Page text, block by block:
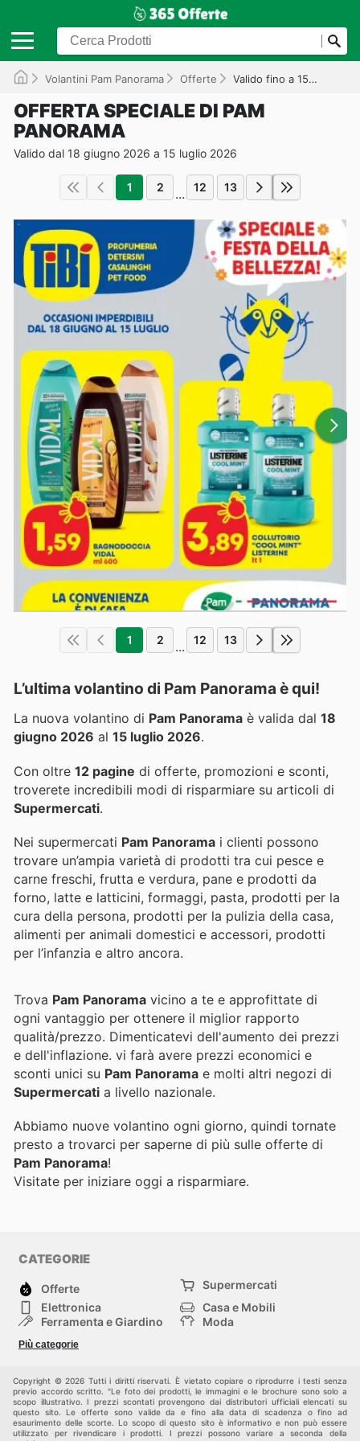
Volantini Pam Panorama Offerte Valido fino a 15/07/2026
OFFERTA SPECIALE DI PAM
PANORAMA
Valido dal 18 giugno 2026 a 15 luglio 2026
1 2 ... 12 13
1 2 ... 12 13
L’ultima volantino di Pam Panorama è qui!
La nuova volantino di Pam Panorama è valida dal 18
giugno 2026 al 15 luglio 2026.
Con oltre 12 pagine di offerte, promozioni e sconti,
troverete incredibili modi di risparmiare su articoli di
Supermercati.
Nei supermercati Pam Panorama i clienti possono
trovare un’ampia varietà di prodotti tra cui pesce e
carne freschi, frutta e verdura, pane e prodotti da
forno, latte e latticini, formaggi, pasta, prodotti per la
cura della persona, prodotti per la pulizia della casa,
alimenti per animali domestici e accessori, prodotti
per l’infanzia e altro ancora.
Trova Pam Panorama vicino a te e approfittate di
ogni vantaggio per ottenere il miglior rapporto
qualità/prezzo. Dimenticatevi dell'aumento dei prezzi
e dell'inflazione. vi farà avere prezzi economici e
sconti unici su Pam Panorama e molti altri negozi di
Supermercati a livello nazionale.
Abbiamo nuove volantino ogni giorno, quindi tornate
presto a trovarci per saperne di più sulle offerte di
Pam Panorama!
Visitate per iniziare oggi a risparmiare.
CATEGORIE
Offerte
Supermercati
Elettronica
Casa e Mobili
Ferramenta e Giardino
Moda
Bambini e Neonati
Più categorie
Copyright © 2026 Tutti i diritti riservati. È vietato copiare o riprodurre i testi senza
previo accordo scritto. "Le foto dei prodotti, le immagini e le brochure sono solo a
scopo illustrativo. I prezzi scontati provengono dai distributori ufficiali elencati su
questo sito. Le offerte sono valide da e fino alla data di scadenza o fino ad
esaurimento delle scorte. Lo scopo di questo sito è informativo e non può essere
utilizzato per rivendicare i prodotti. I prezzi possono variare a seconda della